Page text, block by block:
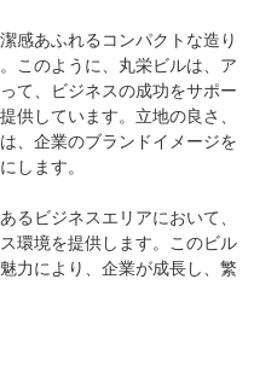
感あふれるコンパクトな造り
このように、丸栄ビルは、ア
て、ビジネスの成功をサポー
供しています。立地の良さ、
、企業のブランドイメージを
します。
るビジネスエリアにおいて、
環境を提供します。このビル
力により、企業が成長し、繁